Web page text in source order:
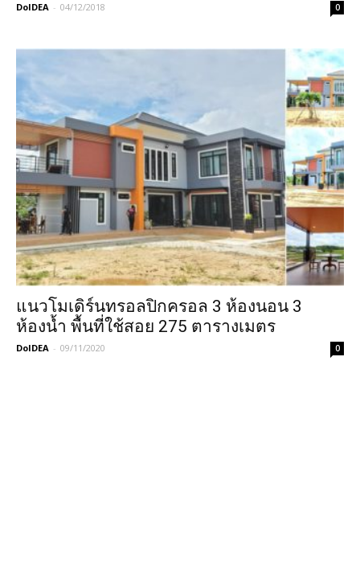
DoIDEA - 04/12/2018 0
แนวโมเดิร์นทรอลปิกครอล 3 ห้องนอน 3
ห้องน้ำ พื้นที่ใช้สอย 275 ตารางเมตร
DoIDEA - 09/11/2020 0